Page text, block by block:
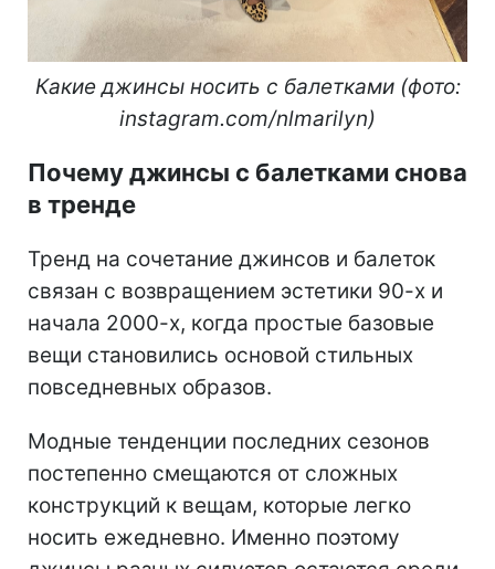
Какие джинсы носить с балетками (фото:
instagram.com/nlmarilyn)
Почему джинсы с балетками снова
в тренде
Тренд на сочетание джинсов и балеток
связан с возвращением эстетики 90-х и
начала 2000-х, когда простые базовые
вещи становились основой стильных
повседневных образов.
Модные тенденции последних сезонов
постепенно смещаются от сложных
конструкций к вещам, которые легко
носить ежедневно. Именно поэтому